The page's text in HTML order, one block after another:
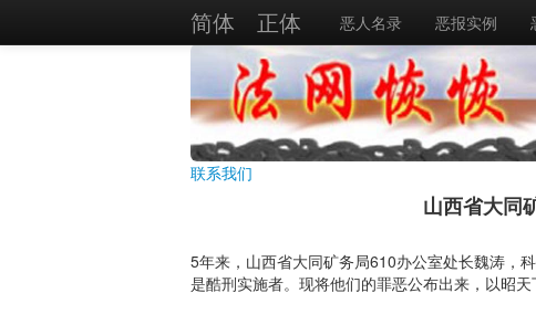
简体 正体 恶人名录 恶报实例
联系我们
山西省大同
5年来，山西省大同矿务局610办公室处长魏涛，
是酷刑实施者。现将他们的罪恶公布出来，以昭天